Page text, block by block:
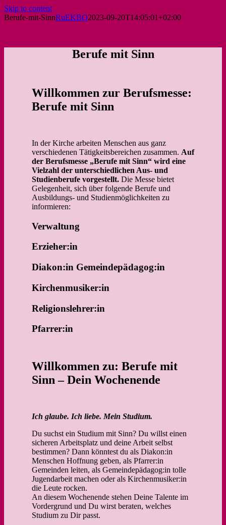
Skip to content
Berufe-mit-SinnRuEKBO2023-09-20T14:05:01+02:00
Berufe mit Sinn
Willkommen zur Berufsmesse:
Berufe mit Sinn
In der Kirche arbeiten Menschen aus ganz
verschiedenen Tätigkeitsbereichen zusammen. Auf
der Berufsmesse „Berufe mit Sinn“ wird eine
Vielzahl der unterschiedlichen Aus- und
Studienberufe vorgestellt.Die Messe bietet
Gelegenheit, sich über folgende Berufe und
Ausbildungs- und Studienmöglichkeiten zu
informieren:
Verwaltung
Erzieher:in
Diakon:in Gemeindepädagog:in
Kirchenmusiker:in
Religionslehrer:in
Pfarrer:in
Willkommen zu: Berufe mit
Sinn – Dein Wochenende
Ich glaube. Ich liebe. Mein Studium.
Du suchst ein Studium mit Sinn? Du willst einen
sicheren Arbeitsplatz und deine Arbeit selbst
bestimmen? Dann könntest du als Diakon:in
Menschen Hoffnung geben, als Pfarrer:in
Gemeinden leiten, als Gemeindepädagog:in tolle
Jugendarbeit machen oder als Kirchenmusiker:in
die Leute rocken.
An diesem Wochenende stehen Deine Talente im
Vordergrund und Du wirst beraten, welches
Studium zu Dir passt.